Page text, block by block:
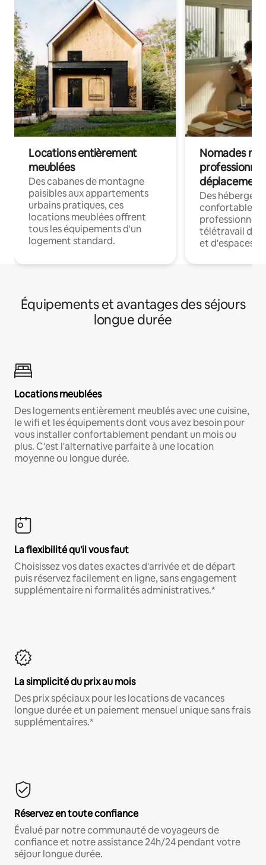
Locations entièrement
meublées
Des cabanes de montagne
paisibles aux appartements
urbains pratiques, ces
locations meublées offrent
tous les équipements d'un
logement standard.
Nomades
déplacement
Des
confortables
professionnels
télétravail
et d'espaces
Équipements et avantages des séjours
longue durée
Locations meublées
Des logements entièrement meublés avec une cuisine,
le wifi et les équipements dont vous avez besoin pour
vous installer confortablement pendant un mois ou
plus. C'est l'alternative parfaite à une location
moyenne ou longue durée.
La flexibilité qu'il vous faut
Choisissez vos dates exactes d'arrivée et de départ
puis réservez facilement en ligne, sans engagement
supplémentaire ni formalités administratives.*
La simplicité du prix au mois
Des prix spéciaux pour les locations de vacances
longue durée et un paiement mensuel unique sans frais
supplémentaires.*
Réservez en toute confiance
Évalué par notre communauté de voyageurs de
confiance et notre assistance 24h/24 pendant votre
séjour longue durée.